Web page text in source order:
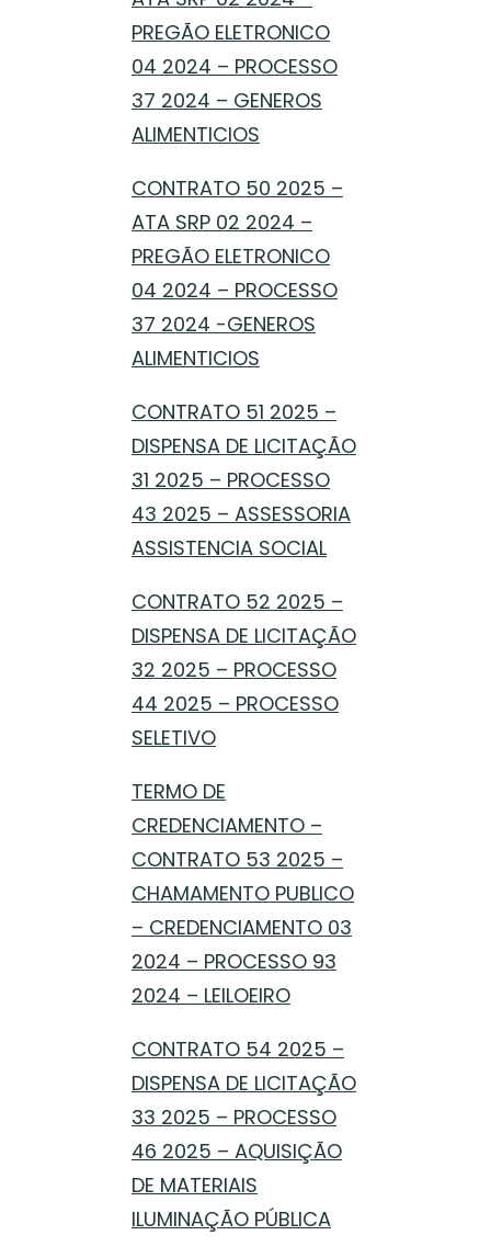
PREGÃO ELETRONICO
04 2024 – PROCESSO
37 2024 – GENEROS
ALIMENTICIOS
CONTRATO 50 2025 –
ATA SRP 02 2024 –
PREGÃO ELETRONICO
04 2024 – PROCESSO
37 2024 -GENEROS
ALIMENTICIOS
CONTRATO 51 2025 –
DISPENSA DE LICITAÇÃO
31 2025 – PROCESSO
43 2025 – ASSESSORIA
ASSISTENCIA SOCIAL
CONTRATO 52 2025 –
DISPENSA DE LICITAÇÃO
32 2025 – PROCESSO
44 2025 – PROCESSO
SELETIVO
TERMO DE
CREDENCIAMENTO –
CONTRATO 53 2025 –
CHAMAMENTO PUBLICO
– CREDENCIAMENTO 03
2024 – PROCESSO 93
2024 – LEILOEIRO
CONTRATO 54 2025 –
DISPENSA DE LICITAÇÃO
33 2025 – PROCESSO
46 2025 – AQUISIÇÃO
DE MATERIAIS
ILUMINAÇÃO PÚBLICA